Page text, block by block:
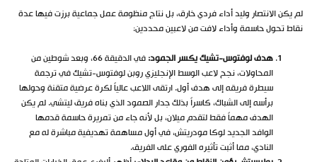
لم يكن الانتصار وليد أداء فردي خارق، بل نتاج منظومة عمل جماعية برزت فيها عدة
نقاط تحول حاسمة وأداء لافت من لاعبين محددين:
هدف لوفتوس-تشيك يكسر الجمود:
في الدقيقة 66، وبعد شوطين من
المحاولات، نجح لاعب الوسط الإنجليزي روبن لوفتوس-تشيك في ترجمة
سيطرة فريقه إلى هدف أول. ارتقى اللاعب عالياً لكرة عرضية متقنة وحولها
برأسه إلى الشباك، كاسراً بذلك جدار الصمود الذي بناه فريق ليتشي. لم يكن
الهدف مهماً فقط لتقدم ميلان، بل لأنه جاء من تمريرة حاسمة قدمها
الوافد الجديد لوكا مودريتش، في أول مساهمة تهديفية مباشرة له مع
النادي، مما أثبت تأثيره الفوري على الفريق.